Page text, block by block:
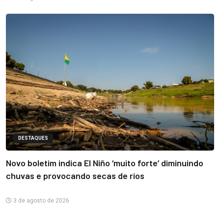
DESTAQUES
Novo boletim indica El Niño ‘muito forte’ diminuindo
chuvas e provocando secas de rios
3 de agosto de 2026